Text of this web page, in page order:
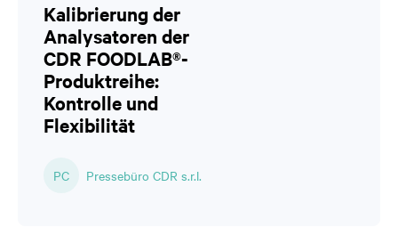
Kalibrierung der
Analysatoren der
CDR FOODLAB®-
Produktreihe:
Kontrolle und
Flexibilität
PC Pressebüro CDR s.r.l.